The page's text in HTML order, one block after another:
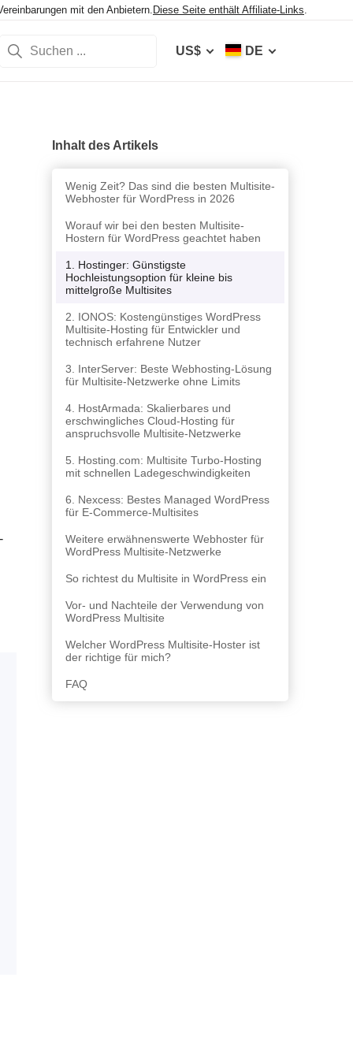
mit den Anbietern. Diese Seite enthält Affiliate-Links.
US$ DE
Inhalt des Artikels
Wenig Zeit? Das sind die besten Multisite-
Webhoster für WordPress in 2026
Worauf wir bei den besten Multisite-
Hostern für WordPress geachtet haben
1. Hostinger: Günstigste
Hochleistungsoption für kleine bis
mittelgroße Multisites
2. IONOS: Kostengünstiges WordPress
Multisite-Hosting für Entwickler und
technisch erfahrene Nutzer
3. InterServer: Beste Webhosting-Lösung
für Multisite-Netzwerke ohne Limits
4. HostArmada: Skalierbares und
erschwingliches Cloud-Hosting für
anspruchsvolle Multisite-Netzwerke
5. Hosting.com: Multisite Turbo-Hosting
mit schnellen Ladegeschwindigkeiten
6. Nexcess: Bestes Managed WordPress
für E-Commerce-Multisites
Weitere erwähnenswerte Webhoster für
WordPress Multisite-Netzwerke
So richtest du Multisite in WordPress ein
Vor- und Nachteile der Verwendung von
WordPress Multisite
Welcher WordPress Multisite-Hoster ist
der richtige für mich?
FAQ